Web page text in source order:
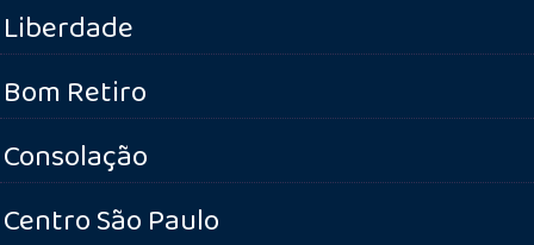
Liberdade
Bom Retiro
Consolação
Centro São Paulo